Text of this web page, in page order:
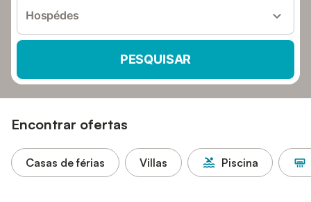
Hospédes
PESQUISAR
Encontrar ofertas
Casas de férias Villas Piscina